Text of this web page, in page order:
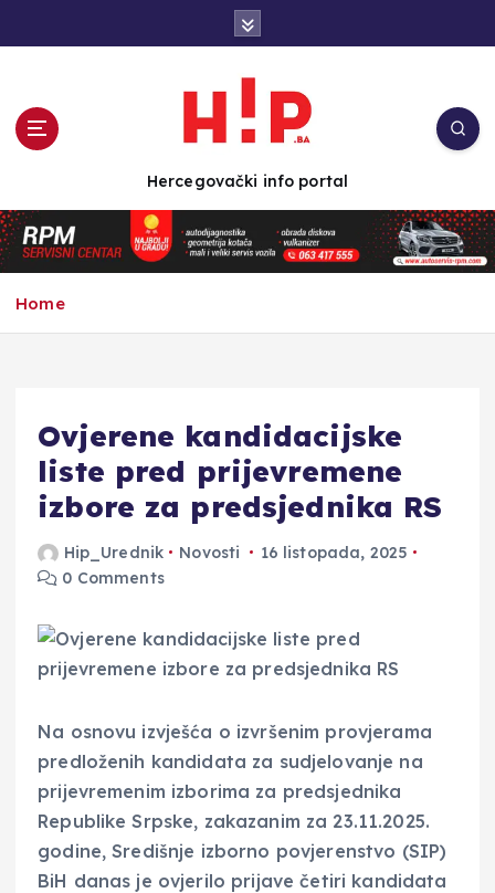
n
t
e
Hercegovački info portal
Home
Ovjerene kandidacijske
liste pred prijevremene
izbore za predsjednika RS
Hip_Urednik Novosti
16 listopada, 2025
0 Comments
Na osnovu izvješća o izvršenim provjerama
predloženih kandidata za sudjelovanje na
prijevremenim izborima za predsjednika
Republike Srpske, zakazanim za 23.11.2025.
godine, Središnje izborno povjerenstvo (SIP)
BiH danas je ovjerilo prijave četiri kandidata